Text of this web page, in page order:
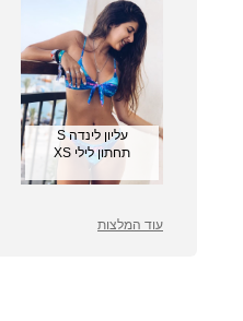
עליון לינדה S
תחתון לילי XS
עוד המלצות